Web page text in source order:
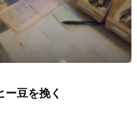
豆を挽く